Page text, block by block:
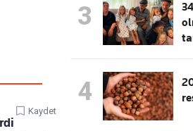
Kaydet
3
4